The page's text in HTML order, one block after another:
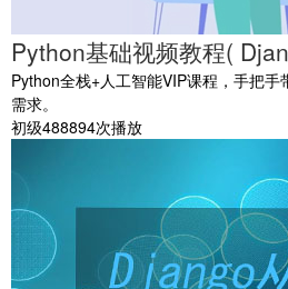
Python基础视频教程(
Python全栈+人工智能VIP课程，手把
需求。
初级488894次播放